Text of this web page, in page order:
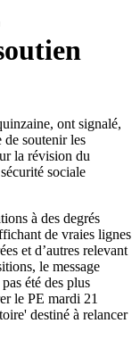
ont signalé,
de soutenir les
la révision du
sociale
à des degrés
de vraies lignes
et d’autres relevant
le message
été des plus
le PE mardi 21
destiné à relancer